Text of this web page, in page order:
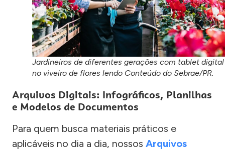
Jardineiros de diferentes gerações com tablet digital
no viveiro de flores lendo Conteúdo do Sebrae/PR.
Arquivos Digitais: Infográficos, Planilhas
e Modelos de Documentos
Para quem busca materiais práticos e
aplicáveis no dia a dia, nossos Arquivos